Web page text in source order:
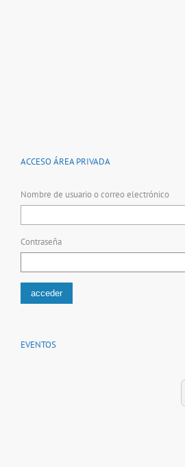
ACCESO ÁREA PRIVADA
Nombre de usuario o correo electrónico
Contraseña
EVENTOS